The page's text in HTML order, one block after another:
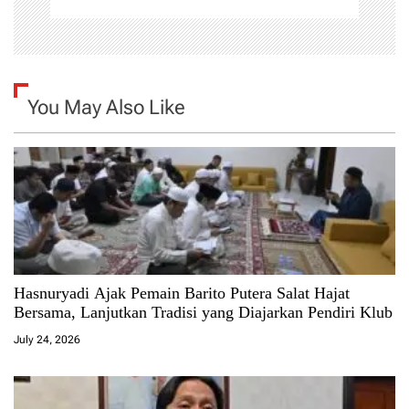
You May Also Like
Hasnuryadi Ajak Pemain Barito Putera Salat Hajat
Bersama, Lanjutkan Tradisi yang Diajarkan Pendiri Klub
July 24, 2026